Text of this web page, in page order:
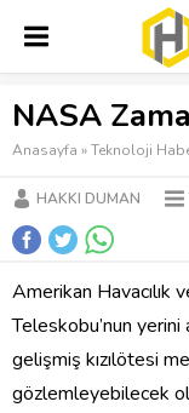
NASA
Anasayfa »Teknoloji
HAKKI DUMAN
Amerikan Havacılık
Teleskobu’nun
gelişmiş kızılötesi
gözlemleyebilecek